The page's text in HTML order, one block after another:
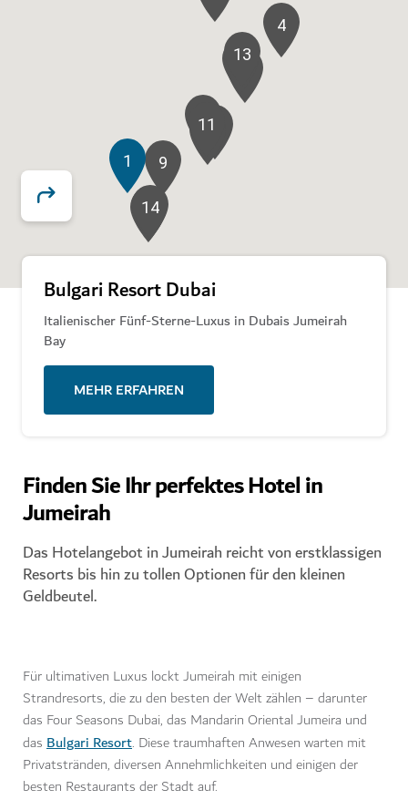
1
3
4
5
6
8
9
10
11
12
13
14
Bulgari Resort Dubai
Italienischer Fünf-Sterne-Luxus in Dubais Jumeirah
Bay
MEHR ERFAHREN
Finden Sie Ihr perfektes Hotel in
Jumeirah
Das Hotelangebot in Jumeirah reicht von erstklassigen
Resorts bis hin zu tollen Optionen für den kleinen
Geldbeutel.
Für ultimativen Luxus lockt Jumeirah mit einigen
Strandresorts, die zu den besten der Welt zählen – darunter
das Four Seasons Dubai, das Mandarin Oriental Jumeira und
das Bulgari Resort. Diese traumhaften Anwesen warten mit
Privatstränden, diversen Annehmlichkeiten und einigen der
besten Restaurants der Stadt auf.